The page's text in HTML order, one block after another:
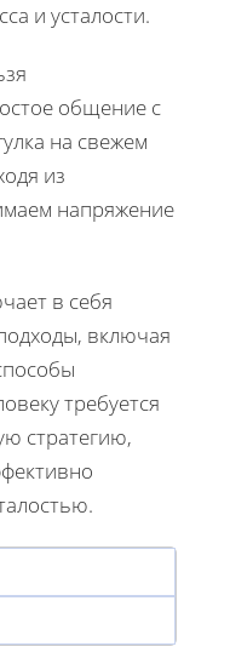
и усталости.
общение с
на свежем
из
напряжение
в себя
включая
требуется
стратегию,